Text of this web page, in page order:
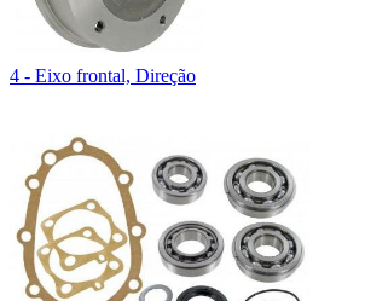
4 - Eixo frontal, Direção